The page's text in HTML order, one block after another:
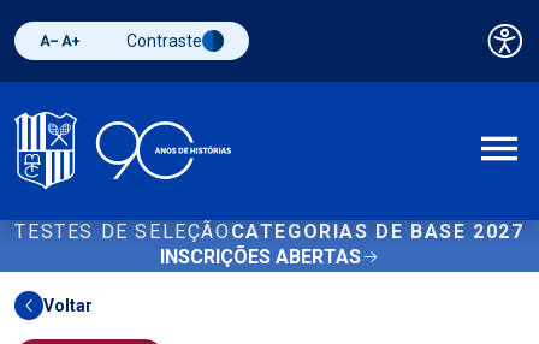
Diminuir fonte
Aumentar fonteAlternar contraste
Contraste
TESTES DE SELEÇÃO CATEGORIAS DE BASE 2027
INSCRIÇÕES ABERTAS
Voltar